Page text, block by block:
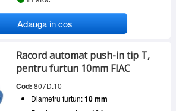
Adauga in cos
Racord automat push-in tip T,
pentru furtun 10mm FIAC
Cod: 807D.10
Diametru furtun:10 mm